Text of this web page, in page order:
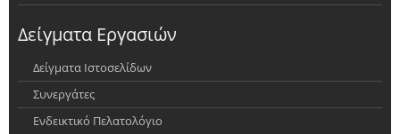
Δείγματα Εργασιών
Δείγματα Ιστοσελίδων
Συνεργάτες
Ενδεικτικό Πελατολόγιο